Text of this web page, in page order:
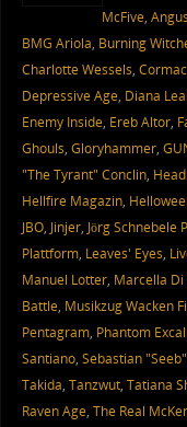
McFive,
BMG Ariola, Burning
Charlotte Wessels,
Depressive Age, Diana
Enemy Inside, Ereb Altor,
Ghouls, Gloryhammer,
"The Tyrant" Conclin,
Hellfire Magazin,
JBO, Jinjer, Jörg Schnebele
Plattform, Leaves' Eyes,
Manuel Lotter, Marcella Di
Battle, Musikzug Wacken
Pentagram, Phantom
Santiano, Sebastian
Takida, Tanzwut, Tatiana
Raven Age, The Real